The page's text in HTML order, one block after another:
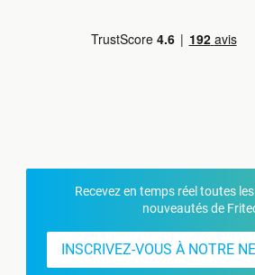
Recevez en temps réel toutes
nouveautés de
INSCRIVEZ-VOUS À NOTRE